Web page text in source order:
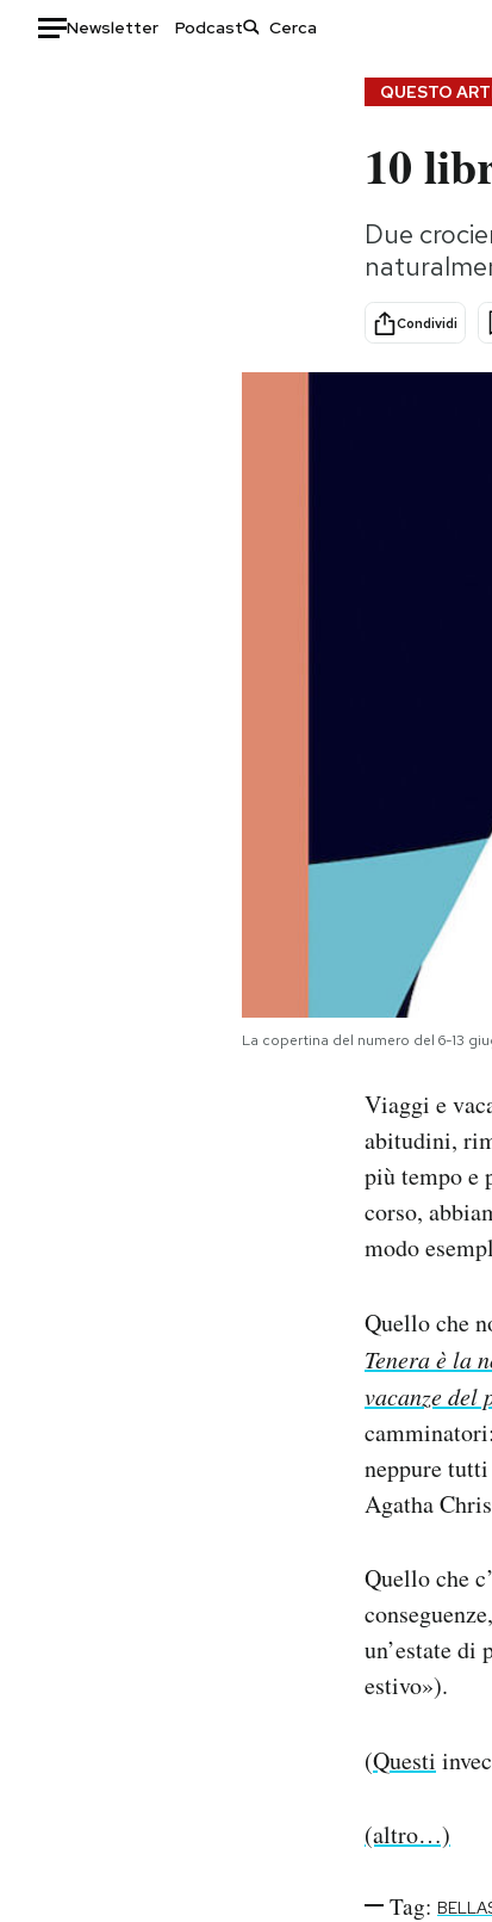
Newsletter Podcast
Consumismi
Storie/Idee
Ok Boomer!
Media
QUESTO
10
Due
Condividi
La copertina del numero del 6-13
Viaggi e
abitudini,
più tempo e
corso,
modo
Quello che
Tenera è la
vacanze del
neppure
Agatha
Quello che
un’estate di
estivo»).
(Questi
(altro…)
Tag: